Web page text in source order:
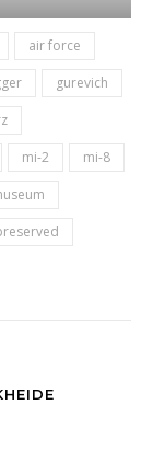
air force
gurevich
mi-2
mi-8